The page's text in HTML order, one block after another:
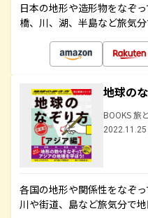
日本の地形や造形物をなぞ
橋、川、湖、半島など旅気
地球の
BOOKS 旅
2022.11.25
各国の地形や関係性をなぞ
川や街道、島など旅気分で